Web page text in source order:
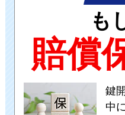
も
賠償
鍵
中